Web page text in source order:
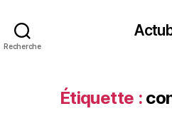
Recherche
Étiquette :